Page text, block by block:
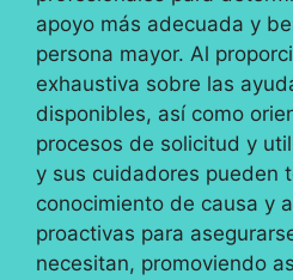
apoyo más adecuada y
persona mayor. Al
exhaustiva sobre las
disponibles, así como
procesos de solicitud y
y sus cuidadores pueden
conocimiento de causa y
proactivas para
necesitan, promoviendo